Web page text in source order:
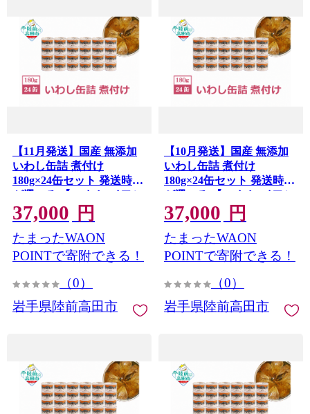
【11月発送】国産 無添加
いわし缶詰 煮付け
180g×24缶セット 発送時期
が選べる 【 いわし イワシ
イワシ缶 魚 菊詰め 缶詰 無
着色 海産物 防災 備蓄 長期
保存 非常食 ローリングス
トック 国産 防災グッズ 】
37,000 円
たまったWAON
POINTで寄附できる！
（0）
岩手県陸前高田市
【10月発送】国産 無添加
いわし缶詰 煮付け
180g×24缶セット 発送時期
が選べる 【 いわし イワシ
イワシ缶 魚 菊詰め 缶詰 無
着色 海産物 防災 備蓄 長期
保存 非常食 ローリングス
トック 国産 防災グッズ 】
37,000 円
たまったWAON
POINTで寄附できる！
（0）
岩手県陸前高田市